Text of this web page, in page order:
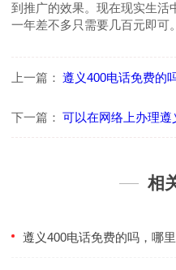
到推广的效果。现在现实生活
一年差不多只需要几百元即可
上一篇： 遵义400电话免费的
下一篇： 可以在网络上办理遵
相
遵义400电话免费的吗，哪